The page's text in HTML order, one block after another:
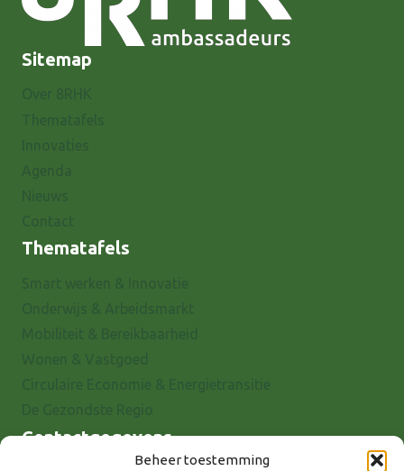
Beheer toestemming
Sitemap
Thematafels
Contactgegevens